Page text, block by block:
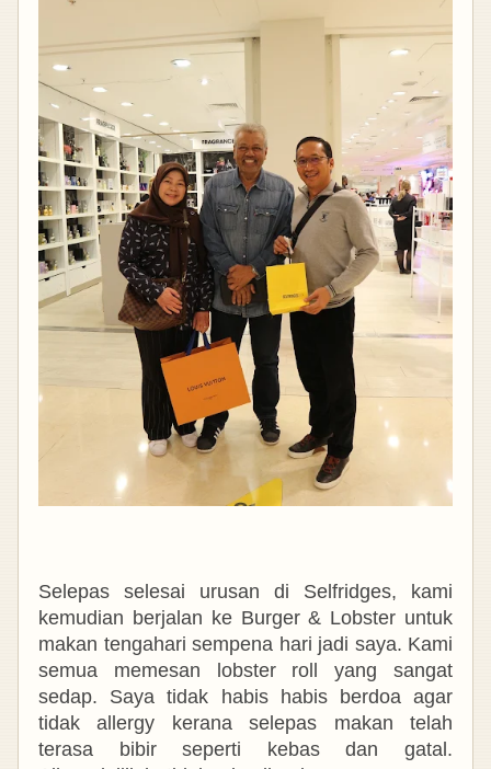
Selepas selesai urusan di Selfridges, kami
kemudian berjalan ke Burger & Lobster untuk
makan tengahari sempena hari jadi saya. Kami
semua memesan lobster roll yang sangat
sedap. Saya tidak habis habis berdoa agar
tidak allergy kerana selepas makan telah
terasa bibir seperti kebas dan gatal.